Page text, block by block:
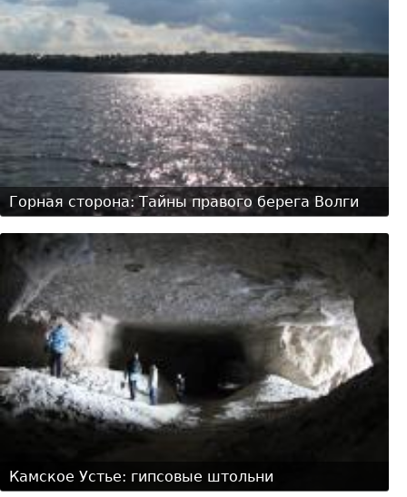
Горная сторона: Тайны правого берега Волги
Камское Устье: гипсовые штольни